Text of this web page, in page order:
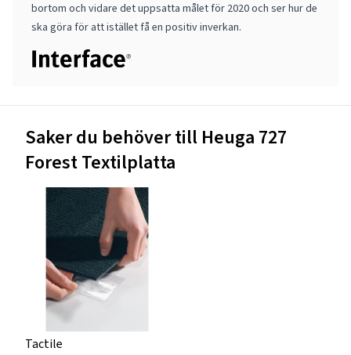
bortom och vidare det uppsatta målet för 2020 och ser hur de
ska göra för att istället få en positiv inverkan.
Saker du behöver till Heuga 727
Forest Textilplatta
Tactile